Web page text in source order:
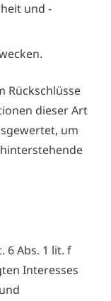
und -
Rückschlüsse
dieser Art
um
6 Abs. 1 lit. f
Interesses